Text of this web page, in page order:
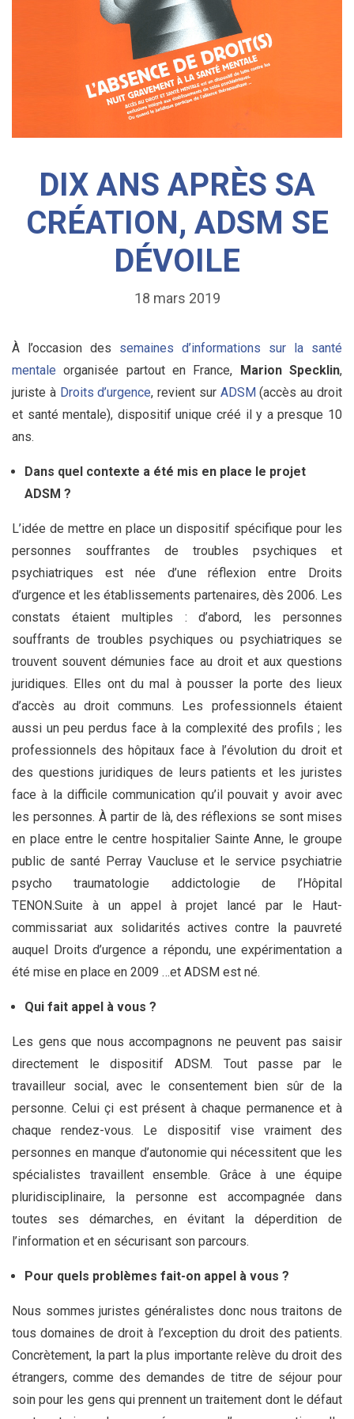
DIX ANS APRÈS SA
CRÉATION, ADSM SE
DÉVOILE
18 mars 2019
À l’occasion des semaines d’informations sur la santé
mentale organisée partout en France, Marion Specklin,
juriste à Droits d’urgence, revient sur ADSM (accès au droit
et santé mentale), dispositif unique créé il y a presque 10
ans.
Dans quel contexte a été mis en place le projet
ADSM ?
L’idée de mettre en place un dispositif spécifique pour les
personnes souffrantes de troubles psychiques et
psychiatriques est née d’une réflexion entre Droits
d’urgence et les établissements partenaires, dès 2006. Les
constats étaient multiples : d’abord, les personnes
souffrants de troubles psychiques ou psychiatriques se
trouvent souvent démunies face au droit et aux questions
juridiques. Elles ont du mal à pousser la porte des lieux
d’accès au droit communs. Les professionnels étaient
aussi un peu perdus face à la complexité des profils ; les
professionnels des hôpitaux face à l’évolution du droit et
des questions juridiques de leurs patients et les juristes
face à la difficile communication qu’il pouvait y avoir avec
les personnes. À partir de là, des réflexions se sont mises
en place entre le centre hospitalier Sainte Anne, le groupe
public de santé Perray Vaucluse et le service psychiatrie
psycho traumatologie addictologie de l’Hôpital
TENON.Suite à un appel à projet lancé par le Haut-
commissariat aux solidarités actives contre la pauvreté
auquel Droits d’urgence a répondu, une expérimentation a
été mise en place en 2009 …et ADSM est né.
Qui fait appel à vous ?
Les gens que nous accompagnons ne peuvent pas saisir
directement le dispositif ADSM. Tout passe par le
travailleur social, avec le consentement bien sûr de la
personne. Celui çi est présent à chaque permanence et à
chaque rendez-vous. Le dispositif vise vraiment des
personnes en manque d’autonomie qui nécessitent que les
spécialistes travaillent ensemble. Grâce à une équipe
pluridisciplinaire, la personne est accompagnée dans
toutes ses démarches, en évitant la déperdition de
l’information et en sécurisant son parcours.
Pour quels problèmes fait-on appel à vous ?
Nous sommes juristes généralistes donc nous traitons de
tous domaines de droit à l’exception du droit des patients.
Concrètement, la part la plus importante relève du droit des
étrangers, comme des demandes de titre de séjour pour
soin pour les gens qui prennent un traitement dont le défaut